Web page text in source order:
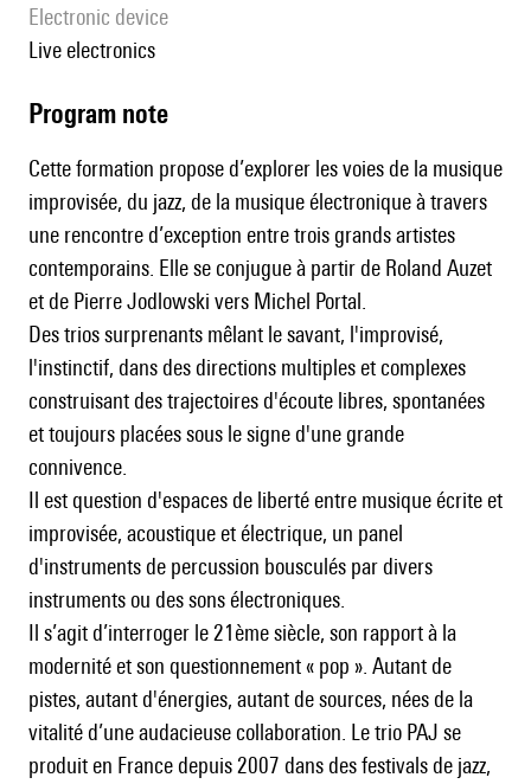
Electronic device
live electronics
Program note
Cette formation propose d’explorer les voies de la musique
improvisée, du jazz, de la musique électronique à travers
une rencontre d’exception entre trois grands artistes
contemporains. Elle se conjugue à partir de Roland Auzet
et de Pierre Jodlowski vers Michel Portal.
Des trios surprenants mêlant le savant, l'improvisé,
l'instinctif, dans des directions multiples et complexes
construisant des trajectoires d'écoute libres, spontanées
et toujours placées sous le signe d'une grande
connivence.
Il est question d'espaces de liberté entre musique écrite et
improvisée, acoustique et électrique, un panel
d'instruments de percussion bousculés par divers
instruments ou des sons électroniques.
Il s’agit d’interroger le 21ème siècle, son rapport à la
modernité et son questionnement « pop ». Autant de
pistes, autant d'énergies, autant de sources, nées de la
vitalité d’une audacieuse collaboration. Le trio PAJ se
produit en France depuis 2007 dans des festivals de jazz,